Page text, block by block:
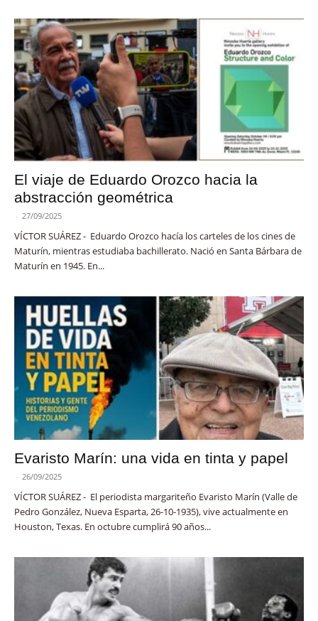
El viaje de Eduardo Orozco hacia la
abstracción geométrica
- 27/09/2025
VÍCTOR SUÁREZ - Eduardo Orozco hacía los carteles de los cines de
Maturín, mientras estudiaba bachillerato. Nació en Santa Bárbara de
Maturín en 1945. En...
Evaristo Marín: una vida en tinta y papel
- 26/09/2025
VÍCTOR SUÁREZ - El periodista margariteño Evaristo Marín (Valle de
Pedro González, Nueva Esparta, 26-10-1935), vive actualmente en
Houston, Texas. En octubre cumplirá 90 años...